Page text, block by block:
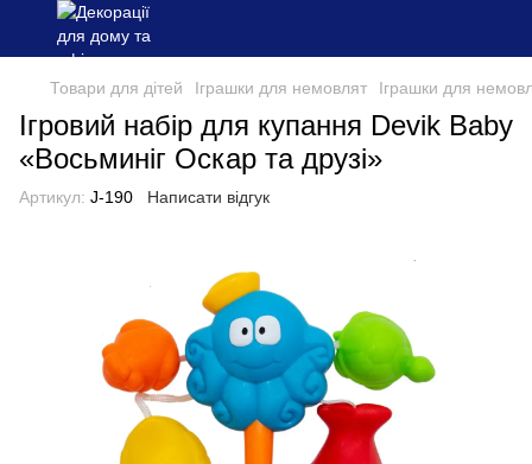
Товари для дітей Іграшки для немовлят Іграшки для
Ігровий набір для купання Devik Baby
«Восьминіг Оскар та друзі»
Артикул: J-190 Написати відгук